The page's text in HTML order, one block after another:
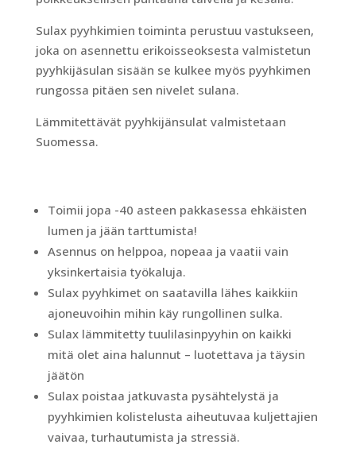
Sulax pyyhkimien toiminta perustuu vastukseen,
joka on asennettu erikoisseoksesta valmistetun
pyyhkijäsulan sisään se kulkee myös pyyhkimen
rungossa pitäen sen nivelet sulana.
Lämmitettävät pyyhkijänsulat valmistetaan
Suomessa.
Toimii jopa -40 asteen pakkasessa ehkäisten
lumen ja jään tarttumista!
Asennus on helppoa, nopeaa ja vaatii vain
yksinkertaisia työkaluja.
Sulax pyyhkimet on saatavilla lähes kaikkiin
ajoneuvoihin mihin käy rungollinen sulka.
Sulax lämmitetty tuulilasinpyyhin on kaikki
mitä olet aina halunnut – luotettava ja täysin
jäätön
Sulax poistaa jatkuvasta pysähtelystä ja
pyyhkimien kolistelusta aiheutuvaa kuljettajien
vaivaa, turhautumista ja stressiä.